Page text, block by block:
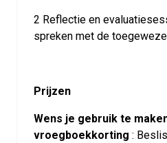
2 Reflectie en
spreken met de
Prijzen
Wens je gebruik te
vroegboekkorting :